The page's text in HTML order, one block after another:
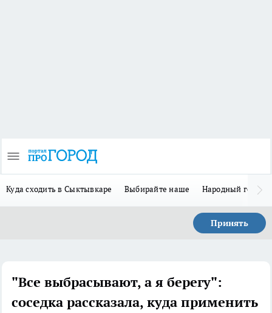
Куда сходить в Сыктывкаре Выбирайте наше Народный герой
Принять
"Все выбрасывают, а я берегу":
соседка рассказала, куда применить